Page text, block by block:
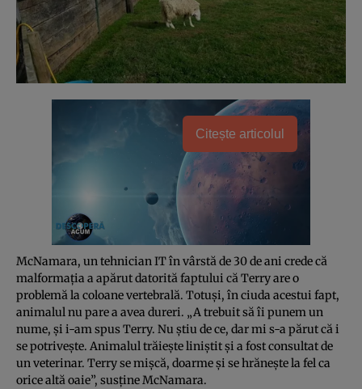
Citește articolul
McNamara, un tehnician IT în vârstă de 30 de ani crede că
malformaţia a apărut datorită faptului că Terry are o
problemă la coloane vertebrală. Totuşi, în ciuda acestui fapt,
animalul nu pare a avea dureri. „A trebuit să îi punem un
nume, şi i-am spus Terry. Nu ştiu de ce, dar mi s-a părut că i
se potriveşte. Animalul trăieşte liniştit şi a fost consultat de
un veterinar. Terry se mişcă, doarme şi se hrăneşte la fel ca
orice altă oaie”, susţine McNamara.